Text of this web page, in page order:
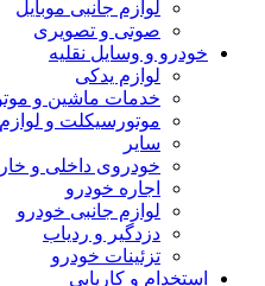
لوازم جانبی موبایل
صوتی و تصویری
خودرو و وسایل نقلیه
لوازم یدکی
خدمات ماشین و
موتورسیکلت و
سایر
خودروی داخلی و
اجاره خودرو
لوازم جانبی خودرو
دزدگیر و ردیاب
تزئینات خودرو
استخدام و کاریابی